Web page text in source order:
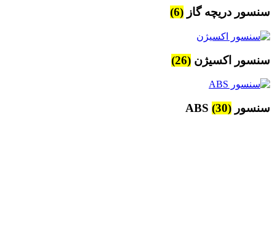
سنسور دریچه گاز (6)
سنسور اکسیژن (26)
سنسور ABS (30)